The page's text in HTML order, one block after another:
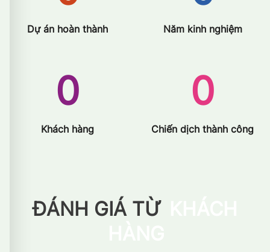
Dự án hoàn thành Năm kinh nghiệm
0
Khách hàng
0
Chiến dịch thành công
ĐÁNH GIÁ TỪ